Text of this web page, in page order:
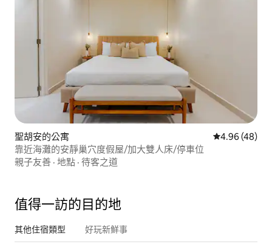
聖胡安的公寓 從 48 則評價
4.96 (48)
靠近海灘的安靜巢穴度假屋/加大雙人床/停車位
親子友善 · 地點 · 待客之道
值得一訪的目的地
其他住宿類型 好玩新鮮事